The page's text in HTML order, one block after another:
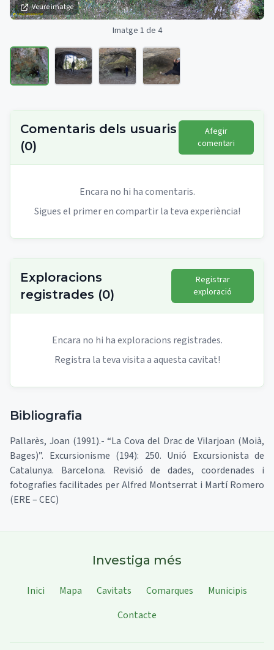
Veure imatge
Imatge 1 de 4
Comentaris dels usuaris
(0)
Afegir
comentari
Encara no hi ha comentaris.
Sigues el primer en compartir la teva experiència!
Exploracions
registrades (0)
Registrar
exploració
Encara no hi ha exploracions registrades.
Registra la teva visita a aquesta cavitat!
Bibliografia
Pallarès, Joan (1991).- “La Cova del Drac de Vilarjoan (Moià,
Bages)”. Excursionisme (194): 250. Unió Excursionista de
Catalunya. Barcelona. Revisió de dades, coordenades i
fotografies facilitades per Alfred Montserrat i Martí Romero
(ERE – CEC)
Investiga més
Inici Mapa Cavitats Comarques
Municipis
Contacte